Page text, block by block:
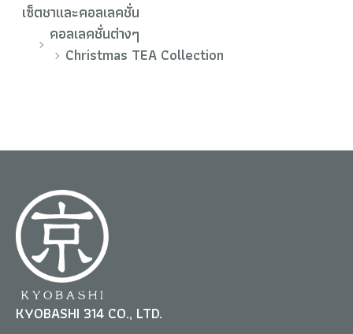
เซ็ตชาและคอลเลคชั่น
คอลเลคชั่นต่างๆ
Christmas TEA Collection
KYOBASHI 314 CO., LTD.